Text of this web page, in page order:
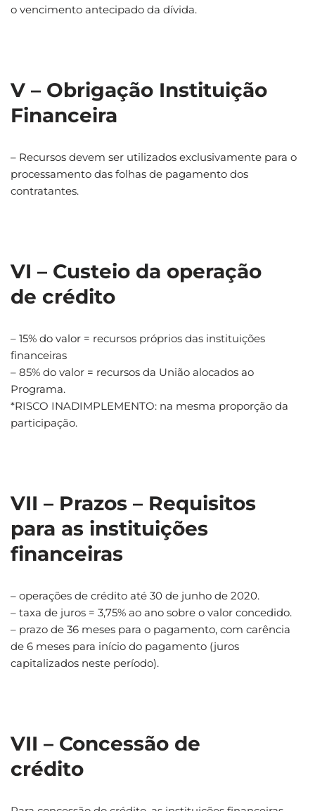
o vencimento antecipado da dívida.
V – Obrigação Instituição
Financeira
– Recursos devem ser utilizados exclusivamente para o
processamento das folhas de pagamento dos
contratantes.
VI – Custeio da operação
de crédito
– 15% do valor = recursos próprios das instituições
financeiras
– 85% do valor = recursos da União alocados ao
Programa.
*RISCO INADIMPLEMENTO: na mesma proporção da
participação.
VII – Prazos – Requisitos
para as instituições
financeiras
– operações de crédito até 30 de junho de 2020.
– taxa de juros = 3,75% ao ano sobre o valor concedido.
– prazo de 36 meses para o pagamento, com carência
de 6 meses para início do pagamento (juros
capitalizados neste período).
VII – Concessão de
crédito